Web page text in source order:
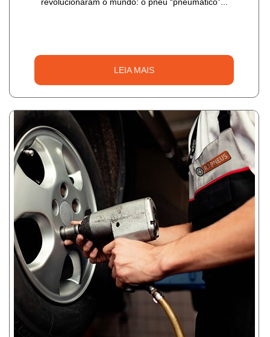
LEIA MAIS